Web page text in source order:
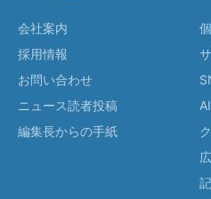
会社案内
採用情報
お問い合わせ
ニュース読者投稿
編集長からの手紙